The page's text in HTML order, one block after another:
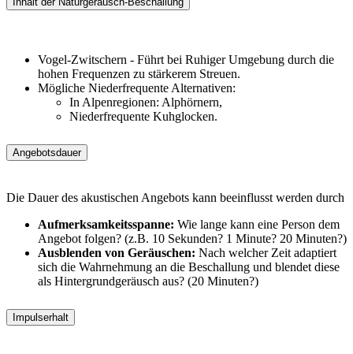
Vogel-Zwitschern - Führt bei Ruhiger Umgebung durch die
hohen Frequenzen zu stärkerem Streuen.
Mögliche Niederfrequente Alternativen:
In Alpenregionen: Alphörnern,
Niederfrequente Kuhglocken.
Angebotsdauer
Die Dauer des akustischen Angebots kann beeinflusst werden durch
Aufmerksamkeitsspanne: Wie lange kann eine Person dem
Angebot folgen? (z.B. 10 Sekunden? 1 Minute? 20 Minuten?)
Ausblenden von Geräuschen: Nach welcher Zeit adaptiert
sich die Wahrnehmung an die Beschallung und blendet diese
als Hintergrundgeräusch aus? (20 Minuten?)
Impulserhalt